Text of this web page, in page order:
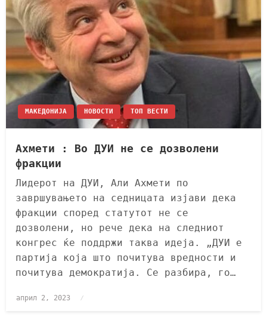
МАКЕДОНИЈА НОВОСТИ ТОП ВЕСТИ
Ахмети : Во ДУИ не се дозволени
фракции
Лидерот на ДУИ, Али Ахмети по
завршувањето на седницата изјави дека
фракции според статутот не се
дозволени, но рече дека на следниот
конгрес ќе поддржи таква идеја. „ДУИ е
партија која што почитува вредности и
почитува демократија. Се разбира, го…
април 2, 2023